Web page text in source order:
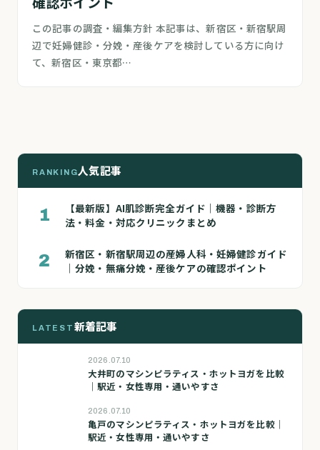
この記事の調査・編集方針 本記事は、新宿区・新宿駅周
辺で妊婦健診・分娩・産後ケアを検討している方に向け
て、新宿区・東京都…
RANKING人気記事
1
【最新版】AI肌診断完全ガイド｜機器・診断方
法・料金・対応クリニックまとめ
2
新宿区・新宿駅周辺の産婦人科・妊婦健診ガイド
｜分娩・無痛分娩・産後ケアの確認ポイント
LATEST 新着記事
2026.07.10
大井町のマシンピラティス・ホットヨガを比較
｜駅近・女性専用・通いやすさ
2026.07.10
亀戸のマシンピラティス・ホットヨガを比較｜
駅近・女性専用・通いやすさ